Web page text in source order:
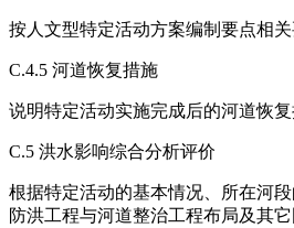
按人文型特定活动方案编制要点相关
C.4.5 河道恢复措施
说明特定活动实施完成后的河道恢复
C.5 洪水影响综合分析评价
根据特定活动的基本情况、所在河段
防洪工程与河道整治工程布局及其